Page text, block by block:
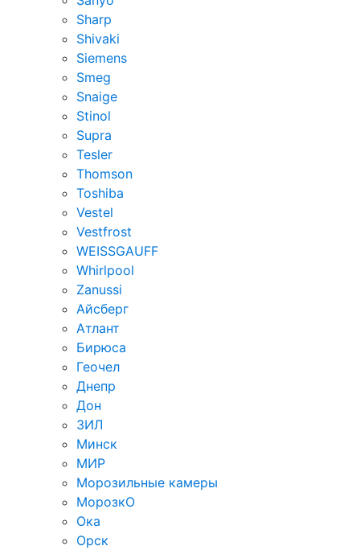
Sharp
Shivaki
Siemens
Smeg
Snaige
Stinol
Supra
Tesler
Thomson
Toshiba
Vestel
Vestfrost
WEISSGAUFF
Whirlpool
Zanussi
Айсберг
Атлант
Бирюса
Геочел
Днепр
Дон
ЗИЛ
Минск
МИР
Морозильные камеры
МорозкО
Ока
Орск